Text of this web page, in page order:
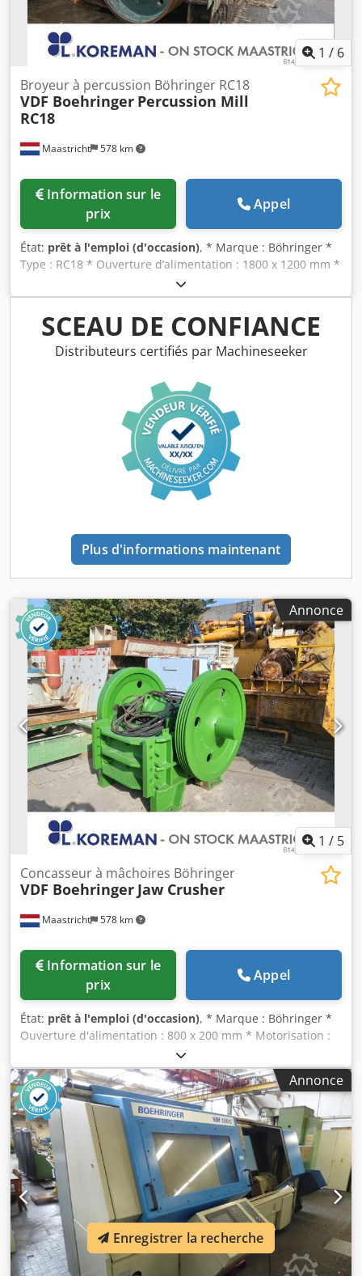
1 / 6
Maastricht 578 km
Broyeur à percussion Böhringer RC18
VDF Boehringer Percussion Mill
RC18
prix
Appel
État: prêt à l'emploi (d'occasion), * Marque : Böhringer *
Type : RC18 * Ouverture d’alimentation : 1800 x 1200 mm *
Entraînement : moteur électrique 160 kW Cedpfx Asywmy
Ejbksrf * Incl. : pièces d’usure neuves * Poids : env. 41
tonnesSCEAU DE CONFIANCE
Distributeurs certifiés par Machineseeker
Plus d'informations maintenant
Annonce
1 / 5
Maastricht 578 km
Concasseur à mâchoires Böhringer
VDF Boehringer Jaw Crusher
prix
Appel
État: prêt à l'emploi (d'occasion), * Marque : Böhringer *
Ouverture d'alimentation : 800 x 200 mm * Motorisation :
moteur électrique de 30 kW. Cjdpfx Aeywmt Ejbkjrf
Annonce
Enregistrer la recherche